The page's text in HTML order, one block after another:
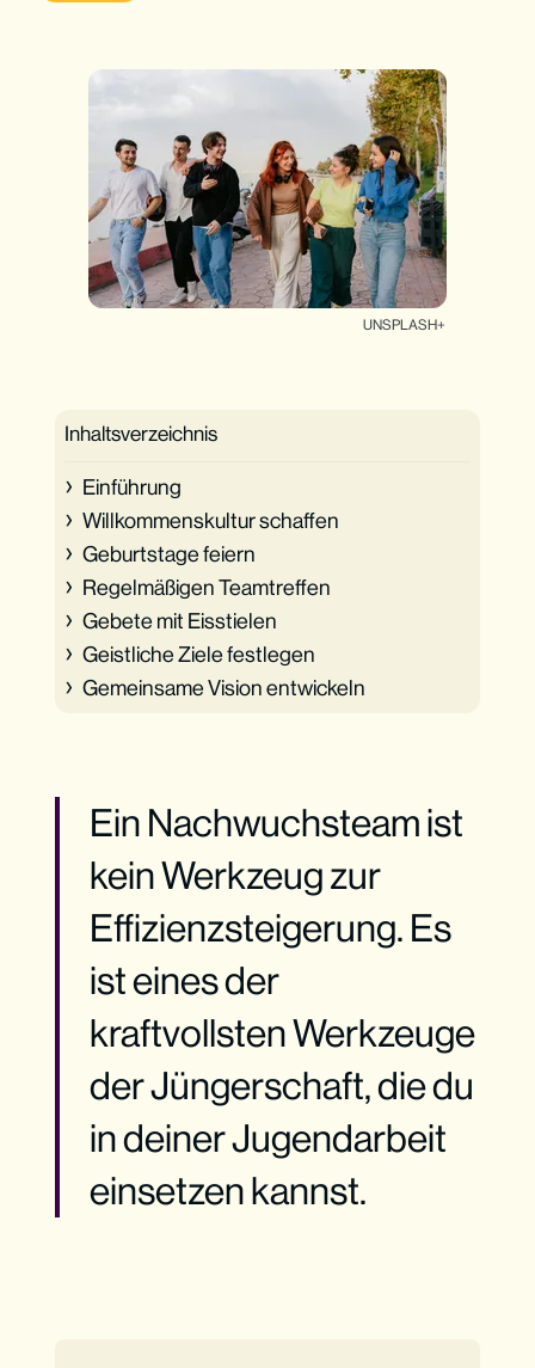
UNSPLASH+
Inhaltsverzeichnis
Einführung
Willkommenskultur schaffen
Geburtstage feiern
Regelmäßigen Teamtreffen
Gebete mit Eisstielen
Geistliche Ziele festlegen
Gemeinsame Vision entwickeln
Ein Nachwuchsteam ist
kein Werkzeug zur
Effizienzsteigerung. Es
ist eines der
kraftvollsten Werkzeuge
der Jüngerschaft, die du
in deiner Jugendarbeit
einsetzen kannst.